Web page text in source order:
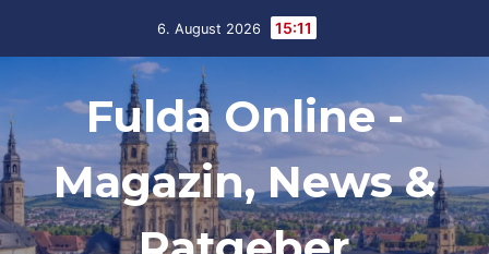
6. August 2026 15:11
Fulda Online -
Magazin, News &